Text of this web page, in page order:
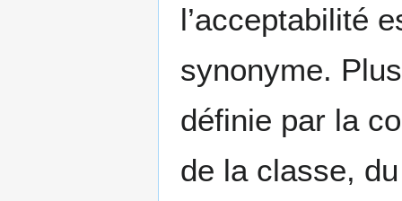
l’acceptabilité
synonyme.
définie par la
de la classe,